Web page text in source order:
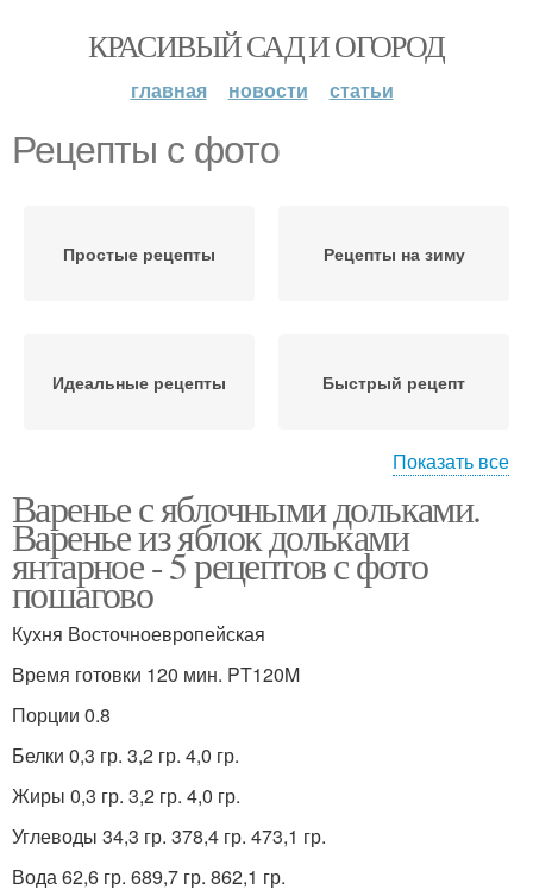
КРАСИВЫЙ САД И ОГОРОД
главная новости статьи
Рецепты с фото
Простые рецепты Рецепты на зиму
Идеальные рецепты Быстрый рецепт
Вкусные рецепты
рецептах
Быстрые рецепты
Условия по простым
Показать все
Варенье с яблочными дольками.
Варенье из яблок дольками
янтарное - 5 рецептов с фото
пошагово
Кухня Восточноевропейская
Время готовки 120 мин. PT120M
Порции 0.8
Белки 0,3 гр. 3,2 гр. 4,0 гр.
Жиры 0,3 гр. 3,2 гр. 4,0 гр.
Углеводы 34,3 гр. 378,4 гр. 473,1 гр.
Вода 62,6 гр. 689,7 гр. 862,1 гр.